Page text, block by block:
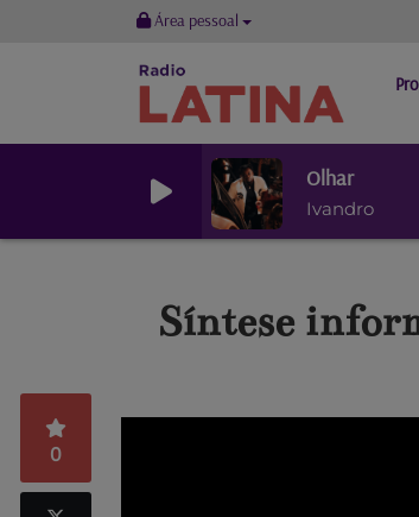
Área pessoal
Olhar
Ivandro
Síntese
0